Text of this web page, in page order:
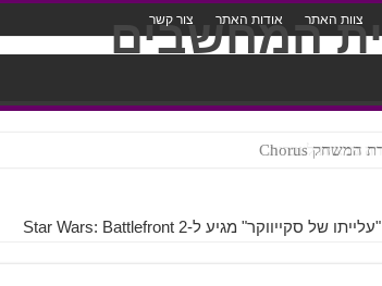
צוות האתר אודות האתר צור קשר
"עלייתו של סקייווקר" מגיע ל-Star Wars: Battlefront 2